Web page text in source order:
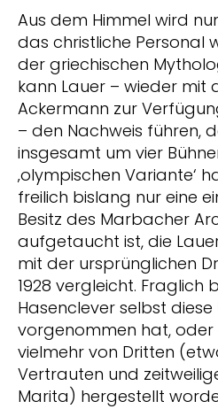
Aus dem Himmel wird
das christliche Personal
der griechischen
kann Lauer – wieder mit
Ackermann zur
– den Nachweis führen,
insgesamt um vier
‚olympischen Variante‘
freilich bislang nur eine
Besitz des Marbacher
aufgetaucht ist, die
mit der ursprünglichen
1928 vergleicht. Fraglich
Hasenclever selbst
vorgenommen hat, oder
vielmehr von Dritten
Vertrauten und
Marita) hergestellt